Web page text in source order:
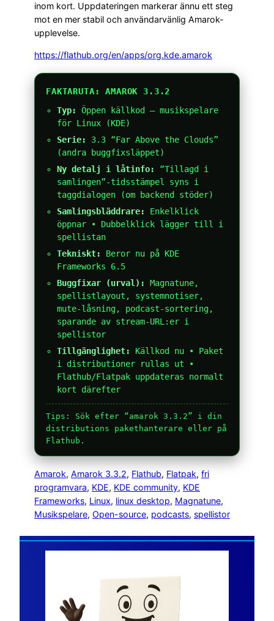
inom kort. Uppdateringen markerar ännu ett steg
mot en mer stabil och användarvänlig Amarok-
upplevelse.
https://flathub.org/en/apps/org.kde.amarok
FAKTARUTA: AMAROK 3.3.2
Typ:
Öppen källkod – musikspelare
för Linux (KDE)
Serie:
3.3 “Far Above the Clouds”
(andra buggfixsläppet)
Ny detalj i låtinfo:
“Tillagd i
samlingen”-tidsstämpel syns i
taggdialogen (om backend stöder)
Samlingsbläddrare:
Enkelklick
öppnar • Dubbelklick lägger till i
spellistan
Tekniskt:
Beror nu på KDE
Frameworks 6.5
Buggfixar (urval):
Magnatune,
spellistlayout, systemnotiser,
mute-låsning, podcast-sortering,
sparande av stream-URL:er i
spellistor
Tillgänglighet:
Källkod nu • Paket
i distributioner rullas ut •
Flathub/Flatpak uppdateras normalt
kort därefter
Tips: Sök efter “amarok 3.3.2” i din
distributions pakethanterare eller på
Flathub.
Amarok, Amarok 3.3.2, Flathub, Flatpak, fri
programvara, KDE, KDE community, KDE
Frameworks, Linux, linux desktop, Magnatune
Musikspelare, Open-source, podcasts, spellistor